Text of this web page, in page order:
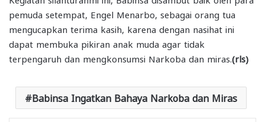
pemuda setempat, Engel Menarbo, sebagai orang tua
mengucapkan terima kasih, karena dengan nasihat ini
dapat membuka pikiran anak muda agar tidak
terpengaruh dan mengkonsumsi Narkoba dan miras. (rls)
Babinsa Ingatkan Bahaya Narkoba dan Miras